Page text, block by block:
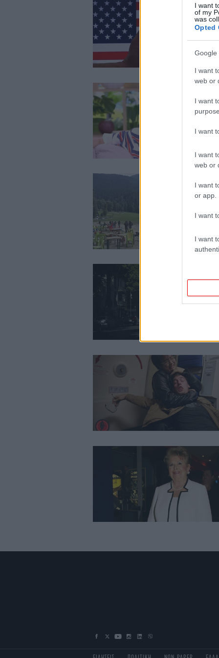
I want
of my
was
Opted
Google
I want
web or
I want
I want
I want
web or
I want
or app.
I want
I want